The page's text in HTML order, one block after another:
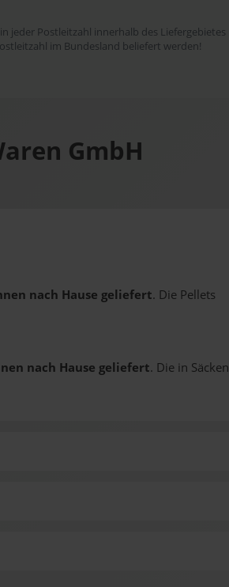
jeder Postleitzahl innerhalb des Liefergebietes
im Bundesland beliefert werden!
GmbH
nach Hause geliefert. Die Pellets
nach Hause geliefert. Die in Säcken